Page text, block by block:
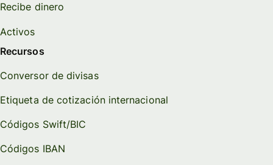
Recibe dinero
Activos
Recursos
Conversor de divisas
Etiqueta de cotización internacional
Códigos Swift/BIC
Códigos IBAN